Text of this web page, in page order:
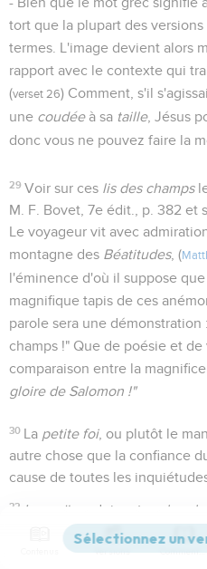
tort que la plupart des
termes. L'image devient alors
rapport avec le contexte qui
(verset 26) Comment, s'il
une coudéeà sa taille, Jésus
donc vous ne pouvez faire la
29 Voir sur ces lis des champs
M. F. Bovet, 7e édit., p. 382 et
Le voyageur vit avec
montagne des Béatitudes, (
l'éminence d'où il suppose
magnifique tapis de ces
parole sera une démonstration
champs !" Que de poésie et
comparaison entre la
gloire de Salomon !"
30 La petite foi, ou plutôt le
autre chose que la confiance
cause de toutes les
32 Les païens doivent
cœur ouêtre en souci
quand
qu'au lieu du Dieu vivant ils
Versions Commentaires